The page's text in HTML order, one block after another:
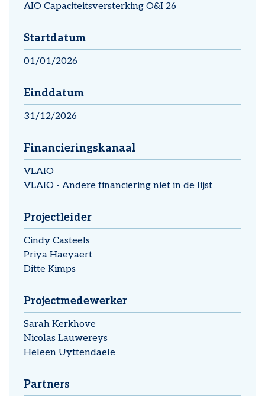
AIO Capaciteitsversterking O&I 26
Startdatum
01/01/2026
Einddatum
31/12/2026
Financieringskanaal
VLAIO
VLAIO - Andere financiering niet in de lijst
Projectleider
Cindy Casteels
Priya Haeyaert
Ditte Kimps
Projectmedewerker
Sarah Kerkhove
Nicolas Lauwereys
Heleen Uyttendaele
Partners